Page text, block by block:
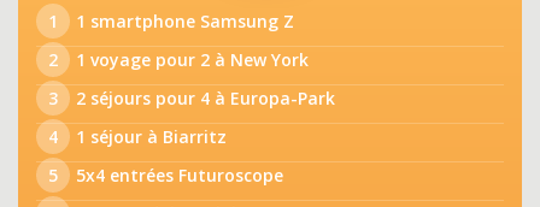
1
1 smartphone Samsung Z
2
1 voyage pour 2 à New York
3
2 séjours pour 4 à Europa-Park
4
1 séjour à Biarritz
5
5x4 entrées Futuroscope